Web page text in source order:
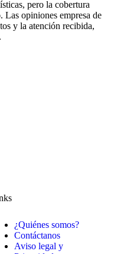
pero la cobertura
Las opiniones empresa de
y la atención recibida,
¿Quiénes somos?
Contáctanos
Aviso legal y